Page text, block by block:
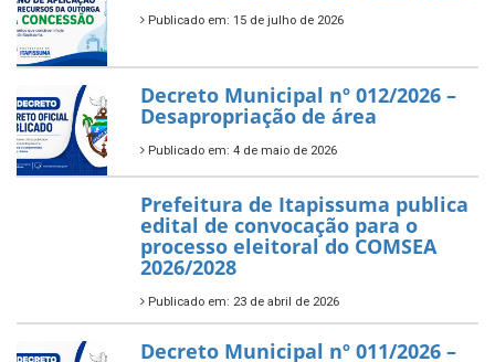
Publicado em: 15 de julho de 2026
Decreto Municipal nº 012/2026 –
Desapropriação de área
Publicado em: 4 de maio de 2026
Prefeitura de Itapissuma publica
edital de convocação para o
processo eleitoral do COMSEA
2026/2028
Publicado em: 23 de abril de 2026
Decreto Municipal nº 011/2026 –